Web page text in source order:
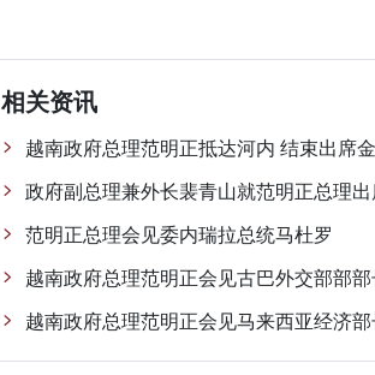
相关资讯
越南政府总理范明正抵达河内 结束出席
政府副总理兼外长裴青山就范明正总理
范明正总理会见委内瑞拉总统马杜罗
越南政府总理范明正会见古巴外交部部
越南政府总理范明正会见马来西亚经济部